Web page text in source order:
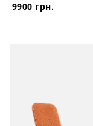
9900 грн.